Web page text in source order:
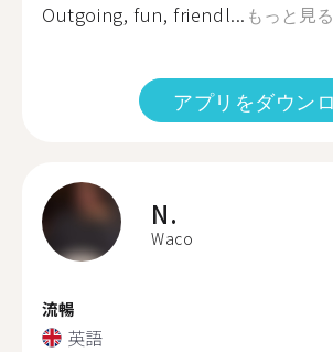
Outgoing, fun, friendl... もっと見る
アプリをダウン
N.
Waco
流暢
英語